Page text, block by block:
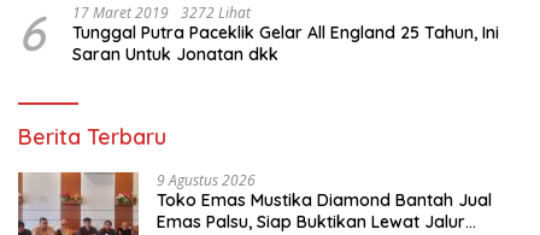
6 17 Maret 2019 3272 Lihat
Tunggal Putra Paceklik Gelar All England 25 Tahun, Ini
Saran Untuk Jonatan dkk
Berita Terbaru
9 Agustus 2026
Toko Emas Mustika Diamond Bantah Jual
Emas Palsu, Siap Buktikan Lewat Jalur